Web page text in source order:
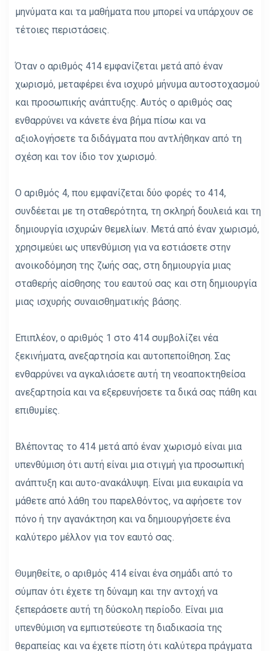
μηνύματα και τα μαθήματα που μπορεί να υπάρχουν σε
τέτοιες περιστάσεις.
Όταν ο αριθμός 414 εμφανίζεται μετά από έναν
χωρισμό, μεταφέρει ένα ισχυρό μήνυμα αυτοστοχασμού
και προσωπικής ανάπτυξης. Αυτός ο αριθμός σας
ενθαρρύνει να κάνετε ένα βήμα πίσω και να
αξιολογήσετε τα διδάγματα που αντλήθηκαν από τη
σχέση και τον ίδιο τον χωρισμό.
Ο αριθμός 4, που εμφανίζεται δύο φορές το 414,
συνδέεται με τη σταθερότητα, τη σκληρή δουλειά και τη
δημιουργία ισχυρών θεμελίων. Μετά από έναν χωρισμό,
χρησιμεύει ως υπενθύμιση για να εστιάσετε στην
ανοικοδόμηση της ζωής σας, στη δημιουργία μιας
σταθερής αίσθησης του εαυτού σας και στη δημιουργία
μιας ισχυρής συναισθηματικής βάσης.
Επιπλέον, ο αριθμός 1 στο 414 συμβολίζει νέα
ξεκινήματα, ανεξαρτησία και αυτοπεποίθηση. Σας
ενθαρρύνει να αγκαλιάσετε αυτή τη νεοαποκτηθείσα
ανεξαρτησία και να εξερευνήσετε τα δικά σας πάθη και
επιθυμίες.
Βλέποντας το 414 μετά από έναν χωρισμό είναι μια
υπενθύμιση ότι αυτή είναι μια στιγμή για προσωπική
ανάπτυξη και αυτο-ανακάλυψη. Είναι μια ευκαιρία να
μάθετε από λάθη του παρελθόντος, να αφήσετε τον
πόνο ή την αγανάκτηση και να δημιουργήσετε ένα
καλύτερο μέλλον για τον εαυτό σας.
Θυμηθείτε, ο αριθμός 414 είναι ένα σημάδι από το
σύμπαν ότι έχετε τη δύναμη και την αντοχή να
ξεπεράσετε αυτή τη δύσκολη περίοδο. Είναι μια
υπενθύμιση να εμπιστεύεστε τη διαδικασία της
θεραπείας και να έχετε πίστη ότι καλύτερα πράγματα